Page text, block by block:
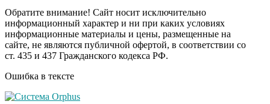
i
Ролик из Омска: вы
будете смеяться долго
Ролик длится пару
Обратите внимание! Сайт носит исключительно
информационный характер и ни при каких условиях
информационные материалы и цены, размещенные на
сайте, не являются публичной офертой, в соответствии со
ст. 435 и 437 Гражданского кодекса РФ.
Ошибка в тексте